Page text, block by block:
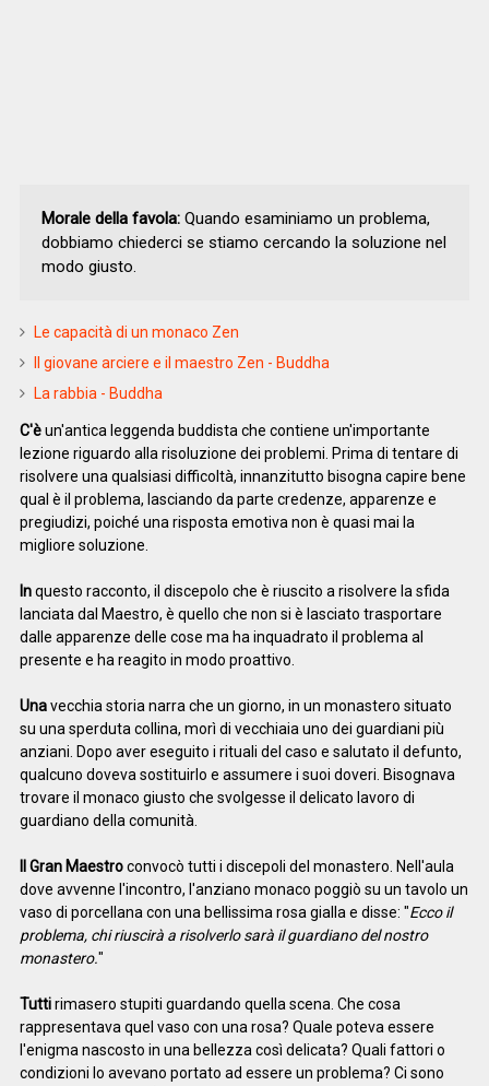
Morale della favola:Quando esaminiamo un problema,
dobbiamo chiederci se stiamo cercando la soluzione nel
modo giusto.
Le capacità di un monaco Zen
Il giovane arciere e il maestro Zen - Buddha
La rabbia - Buddha
C'èun'antica leggenda buddista che contiene un'importante
lezione riguardo alla risoluzione dei problemi. Prima di tentare di
risolvere una qualsiasi difficoltà, innanzitutto bisogna capire bene
qual è il problema, lasciando da parte credenze, apparenze e
pregiudizi, poiché una risposta emotiva non è quasi mai la
migliore soluzione.
Inquesto racconto, il discepolo che è riuscito a risolvere la sfida
lanciata dal Maestro, è quello che non si è lasciato trasportare
dalle apparenze delle cose ma ha inquadrato il problema al
presente e ha reagito in modo proattivo.
Unavecchia storia narra che un giorno, in un monastero situato
su una sperduta collina, morì di vecchiaia uno dei guardiani più
anziani. Dopo aver eseguito i rituali del caso e salutato il defunto,
qualcuno doveva sostituirlo e assumere i suoi doveri. Bisognava
trovare il monaco giusto che svolgesse il delicato lavoro di
guardiano della comunità.
Il Gran Maestroconvocò tutti i discepoli del monastero. Nell'aula
dove avvenne l'incontro, l'anziano monaco poggiò su un tavolo un
vaso di porcellana con una bellissima rosa gialla e disse: "Ecco il
problema, chi riuscirà a risolverlo sarà il guardiano del nostro
monastero."
Tuttirimasero stupiti guardando quella scena. Che cosa
rappresentava quel vaso con una rosa? Quale poteva essere
l'enigma nascosto in una bellezza così delicata? Quali fattori o
condizioni lo avevano portato ad essere un problema? Ci sono